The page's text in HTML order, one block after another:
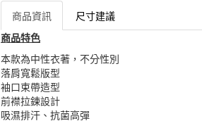
商品資訊
尺寸建議
商品特色
本款為中性衣著，不分性別
落肩寬鬆版型
袖口束帶造型
前襟拉鍊設計
吸濕排汗、抗菌高彈